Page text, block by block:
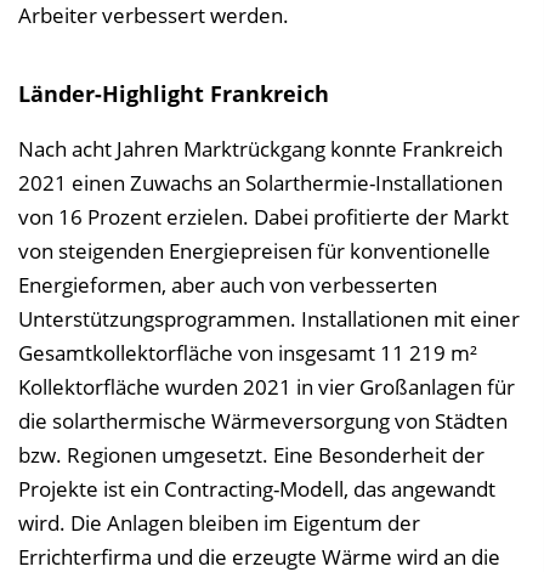
Arbeiter verbessert werden.
Länder-Highlight Frankreich
Nach acht Jahren Marktrückgang konnte Frankreich
2021 einen Zuwachs an Solarthermie-Installationen
von 16 Prozent erzielen. Dabei profitierte der Markt
von steigenden Energiepreisen für konventionelle
Energieformen, aber auch von verbesserten
Unterstützungsprogrammen. Installationen mit einer
Gesamtkollektorfläche von insgesamt 11 219 m²
Kollektorfläche wurden 2021 in vier Großanlagen für
die solarthermische Wärmeversorgung von Städten
bzw. Regionen umgesetzt. Eine Besonderheit der
Projekte ist ein Contracting-Modell, das angewandt
wird. Die Anlagen bleiben im Eigentum der
Errichterfirma und die erzeugte Wärme wird an die